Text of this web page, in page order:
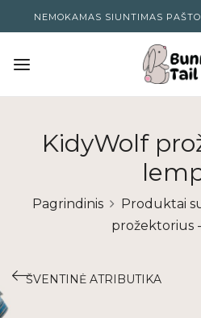
NEMOKAMAS SIUNTIMAS
KidyWolf
Pagrindinis
Produktai
prožektorius
ŠVENTINĖ ATRIBUTIKA